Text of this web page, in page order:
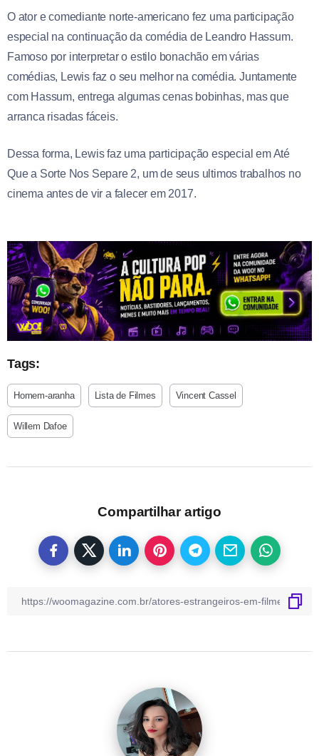
O ator e comediante norte-americano fez uma participação
especial na continuação da comédia de Leandro Hassum.
Famoso por interpretar o estilo bonachão em várias
comédias, Lewis faz o seu melhor na comédia. Juntamente
com Hassum, entrega algumas cenas bobinhas, mas que
arranca risadas fáceis.
Dessa forma, Lewis faz uma participação especial em Até
Que a Sorte Nos Separe 2, um de seus ultimos trabalhos no
cinema antes de vir a falecer em 2017.
Tags:
Homem-aranha Lista de Filmes Vincent Cassel
Willem Dafoe
Compartilhar artigo